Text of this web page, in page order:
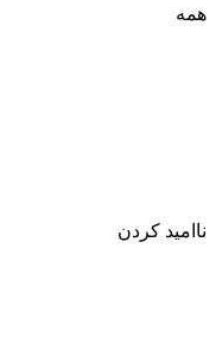
همه
ناامید کردن